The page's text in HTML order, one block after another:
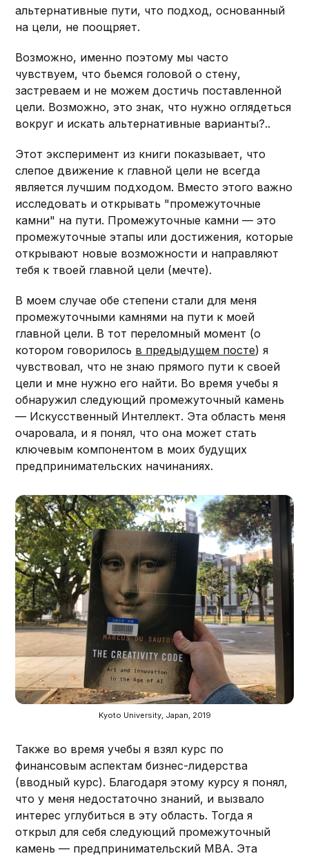
альтернативные пути, что подход, основанный
на цели, не поощряет.
Возможно, именно поэтому мы часто
чувствуем, что бьемся головой о стену,
застреваем и не можем достичь поставленной
цели. Возможно, это знак, что нужно оглядеться
вокруг и искать альтернативные варианты?..
Этот эксперимент из книги показывает, что
слепое движение к главной цели не всегда
является лучшим подходом. Вместо этого важно
исследовать и открывать "промежуточные
камни" на пути. Промежуточные камни — это
промежуточные этапы или достижения, которые
открывают новые возможности и направляют
тебя к твоей главной цели (мечте).
В моем случае обе степени стали для меня
промежуточными камнями на пути к моей
главной цели. В тот переломный момент (о
котором говорилось в предыдущем посте) я
чувствовал, что не знаю прямого пути к своей
цели и мне нужно его найти. Во время учебы я
обнаружил следующий промежуточный камень
— Искусственный Интеллект. Эта область меня
очаровала, и я понял, что она может стать
ключевым компонентом в моих будущих
предпринимательских начинаниях.
Kyoto University, Japan, 2019
Также во время учебы я взял курс по
финансовым аспектам бизнес-лидерства
(вводный курс). Благодаря этому курсу я понял,
что у меня недостаточно знаний, и вызвало
интерес углубиться в эту область. Тогда я
открыл для себя следующий промежуточный
камень — предпринимательский MBA. Эта